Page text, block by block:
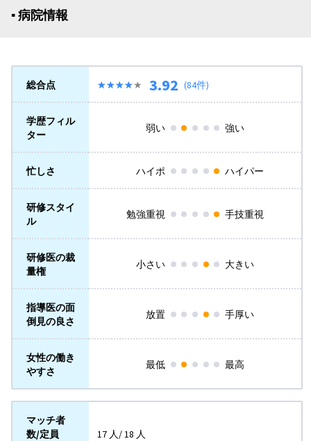
▪︎ 病院情報
総合点 ★★★★★
★★★★★ 3.92 (84件)
学歴フィル
ター
弱い 強い
忙しさ ハイポ ハイパー
研修スタイ
ル
勉強重視 手技重視
研修医の裁
量権
小さい 大きい
指導医の面
倒見の良さ
放置 手厚い
女性の働き
やすさ
最低 最高
マッチ者
数/定員
17 人/ 18 人